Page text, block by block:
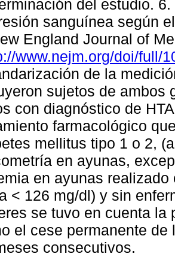
del estudio.
sanguínea según
England Journal of
www.nejm.org/doi/full/
de la
sujetos de ambos
con diagnóstico de
farmacológico
mellitus tipo 1 o 2,
en ayunas,
en ayunas
< 126 mg/dl) y sin
se tuvo en cuenta la
el cese permanente
consecutivos.